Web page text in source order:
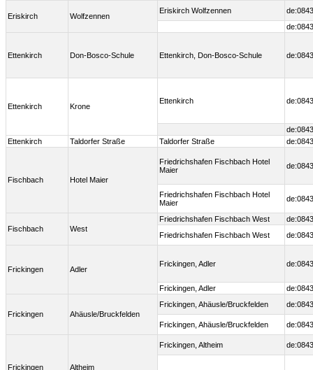
Eriskirch Wolfzennen
Eriskirch Wolfzennen
Ettenkirch Don-Bosco-Schule Ettenkirch, Don-Bosco-Schule
Ettenkirch Krone
Ettenkirch
Ettenkirch
Taldorfer Straße Taldorfer Straße
Fischbach Hotel Maier
Friedrichshafen Fischbach Hotel
Maier
Friedrichshafen Fischbach Hotel
Maier
Fischbach West
Friedrichshafen Fischbach West
Friedrichshafen Fischbach West
Frickingen Adler
Frickingen, Adler
Frickingen, Adler
Frickingen Ahäusle/Bruckfelden
Frickingen, Ahäusle/Bruckfelden
Frickingen, Ahäusle/Bruckfelden
Frickingen Altheim
Frickingen, Altheim